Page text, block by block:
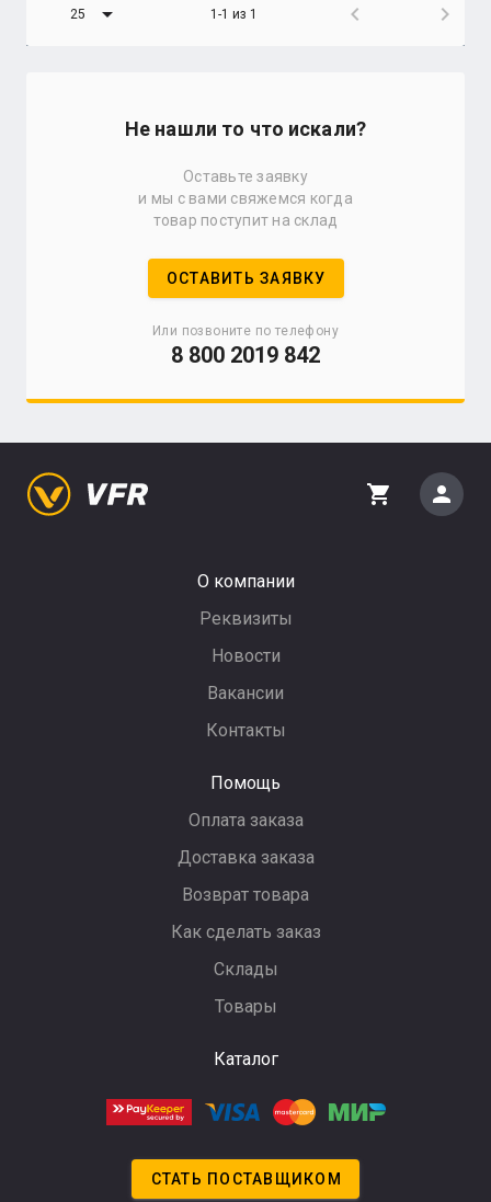
25 arrow_drop_down 1-1 из 1 chevron_left chevron_right
Не нашли то что искали?
Оставьте заявку
и мы с вами свяжемся когда
товар поступит на склад
ОСТАВИТЬ ЗАЯВКУ
Или позвоните по телефону
8 800 2019 842
О компании
Реквизиты
Новости
Вакансии
Контакты
Помощь
Оплата заказа
Доставка заказа
Возврат товара
Как сделать заказ
Склады
Товары
Каталог
shopping_cart person
СТАТЬ ПОСТАВЩИКОМ